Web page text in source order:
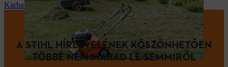
Karbantartás és javítás
A STIHL HÍRLEVELÉNEK KÖSZÖNHETŐEN
TÖBBÉ NEM MARAD LE SEMMIRŐL